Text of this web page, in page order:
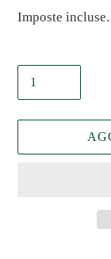
di
Imposte incluse.